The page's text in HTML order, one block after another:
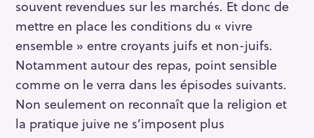
souvent revendues sur les marchés. Et donc de
mettre en place les conditions du « vivre
ensemble » entre croyants juifs et non-juifs.
Notamment autour des repas, point sensible
comme on le verra dans les épisodes suivants.
Non seulement on reconnaît que la religion et
la pratique juive ne s’imposent plus